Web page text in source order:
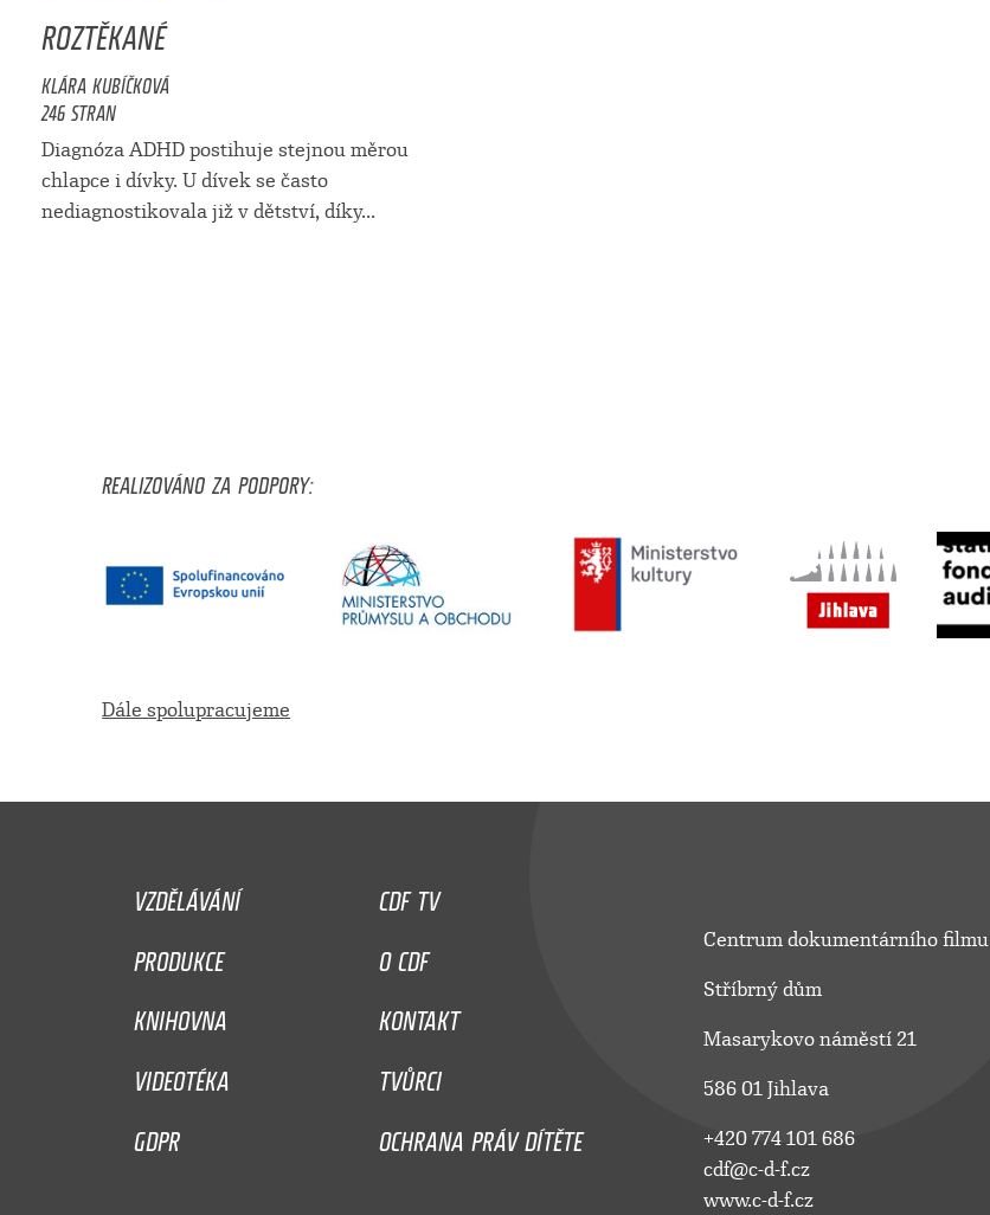
ROZTĚKANÉ
KLÁRA KUBÍČKOVÁ
246 STRAN
Diagnóza ADHD postihuje stejnou měrou
chlapce i dívky. U dívek se často
nediagnostikovala již v dětství, díky...
REALIZOVÁNO ZA PODPORY:
Dále spolupracujeme
VZDĚLÁVÁNÍ
CDF TV
PRODUKCE
O CDF
KNIHOVNA
KONTAKT
VIDEOTÉKA
TVŮRCI
GDPR
OCHRANA PRÁV DÍTĚTE
Centrum dokumentárního filmu
Stříbrný dům
Masarykovo náměstí 21
586 01 Jihlava
+420 774 101 686
cdf@c-d-f.cz
www.c-d-f.cz